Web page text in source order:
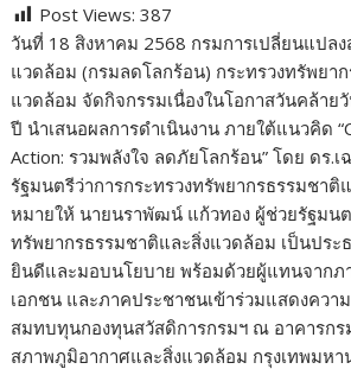
e
b
o
o
k
itt
er
d
di
t
e g
g
er
m
bl
r
Post Views: 387
วันที่ 18 สิงหาคม 2568 กรมการเปลี่ยนแปล
แวดล้อม (กรมลดโลกร้อน) กระทรวงทรัพยา
แวดล้อม จัดกิจกรรมเนื่องในโอกาสวันคล้าย
ปี นำเสนอผลการดำเนินงาน ภายใต้แนวคิด
Action: รวมพลังใจ ลดภัยโลกร้อน” โดย ดร.
รัฐมนตรีว่าการกระทรวงทรัพยากรธรรมชา
หมายให้ นายนราพัฒน์ แก้วทอง ผู้ช่วยรัฐมน
ทรัพยากรธรรมชาติและสิ่งแวดล้อม เป็นประ
ยินดีและมอบนโยบาย พร้อมด้วยผู้แทนจากภ
เอกชน และภาคประชาชนเข้าร่วมแสดงควา
สมทบทุนกองทุนสวัสดิการกรมฯ ณ อาคารกร
สภาพภูมิอากาศและสิ่งแวดล้อม กรุงเทพมหา